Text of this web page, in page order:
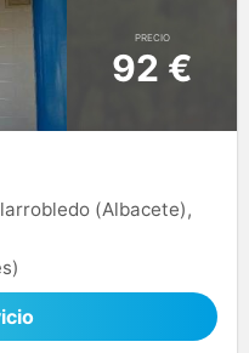
PRECIO
92 €
(Albacete),